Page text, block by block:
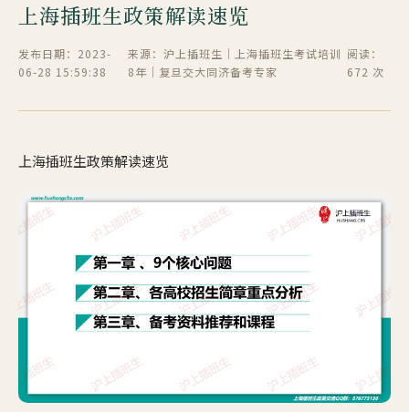
上海插班生政策解读速览
发布日期：2023-
06-28 15:59:38
来源：沪上插班生｜上海插班生考试培训
8年｜复旦交大同济备考专家
阅读：
672 次
上海插班生政策解读速览